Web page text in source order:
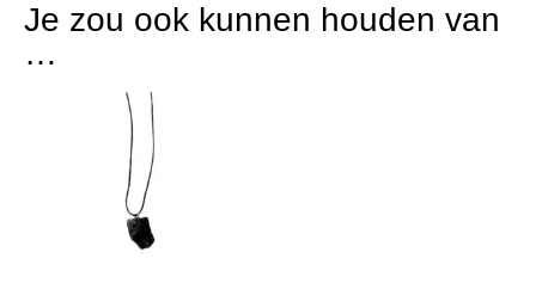
Je zou ook kunnen houden van
…